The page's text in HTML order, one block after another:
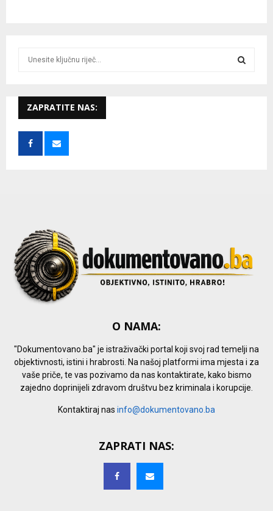
h
f
r
ZAPRATITE NAS:
O NAMA:
"Dokumentovano.ba" je istraživački portal koji svoj rad temelji na
objektivnosti, istini i hrabrosti. Na našoj platformi ima mjesta i za
vaše priče, te vas pozivamo da nas kontaktirate, kako bismo
zajedno doprinijeli zdravom društvu bez kriminala i korupcije.
Kontaktiraj nas info@dokumentovano.ba
ZAPRATI NAS: